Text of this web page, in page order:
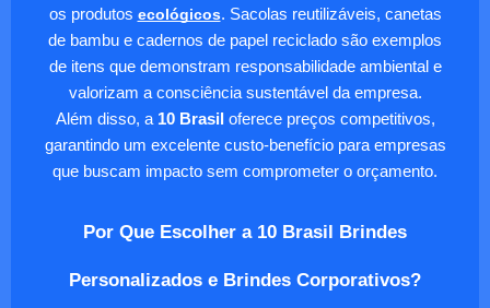
os produtos ecológicos. Sacolas reutilizáveis, canetas
de bambu e cadernos de papel reciclado são exemplos
de itens que demonstram responsabilidade ambiental e
valorizam a consciência sustentável da empresa.
Além disso, a 10 Brasiloferece preços competitivos,
garantindo um excelente custo-benefício para empresas
que buscam impacto sem comprometer o orçamento.
Por Que Escolher a 10 Brasil Brindes
Personalizados e Brindes Corporativos?